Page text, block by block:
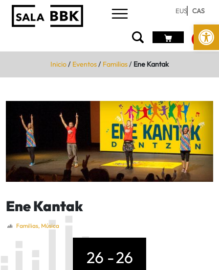
Abrir
EUS CAS
Inicio/ Eventos/ Familias/ Ene Kantak
Ene Kantak
Familias, Música
26 -26